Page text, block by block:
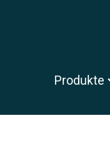
Produkte
Vorschlagsfunktion.